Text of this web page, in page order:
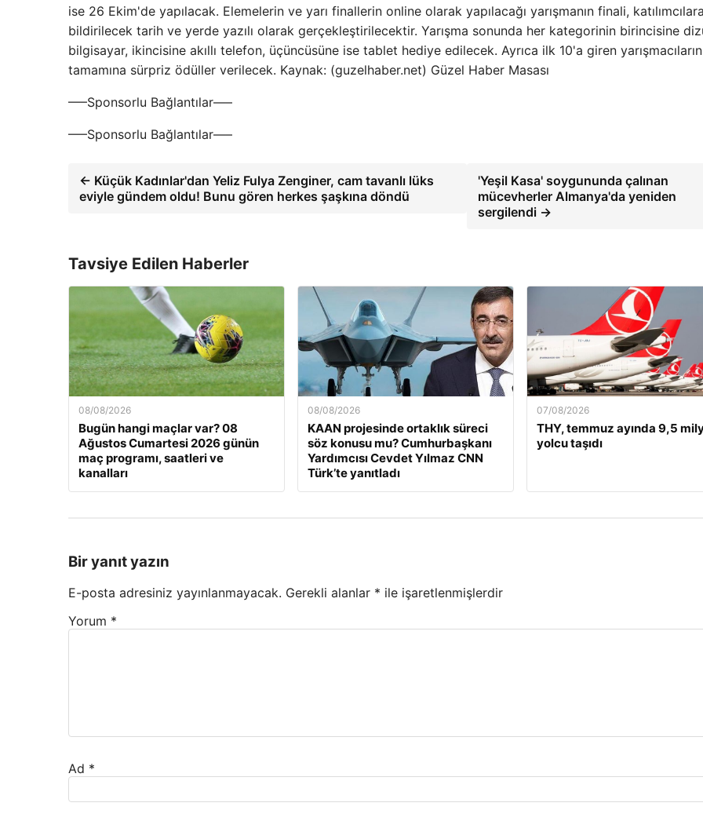
ise 26 Ekim'de yapılacak. Elemelerin ve yarı finallerin online olarak yapılacağı yarışmanın finali, katılımcılara
bildirilecek tarih ve yerde yazılı olarak gerçekleştirilecektir. Yarışma sonunda her kategorinin birincisine
bilgisayar, ikincisine akıllı telefon, üçüncüsüne ise tablet hediye edilecek. Ayrıca ilk 10'a giren yarışmacıların
tamamına sürpriz ödüller verilecek. Kaynak: (guzelhaber.net) Güzel Haber Masası
—–Sponsorlu Bağlantılar—–
—–Sponsorlu Bağlantılar—–
← Küçük Kadınlar'dan Yeliz Fulya Zenginer, cam tavanlı lüks
eviyle gündem oldu! Bunu gören herkes şaşkına döndü
'Yeşil Kasa' soygununda çalınan
mücevherler Almanya'da yeniden
sergilendi →
Tavsiye Edilen Haberler
08/08/2026
Bugün hangi maçlar var? 08
Ağustos Cumartesi 2026 günün
maç programı, saatleri ve
kanalları
08/08/2026
KAAN projesinde ortaklık süreci
söz konusu mu? Cumhurbaşkanı
Yardımcısı Cevdet Yılmaz CNN
Türk’te yanıtladı
07/08/2026
THY, temmuz ayında 9,5
yolcu taşıdı
Bir yanıt yazın
E-posta adresiniz yayınlanmayacak. Gerekli alanlar * ile işaretlenmişlerdir
Yorum *
Ad *